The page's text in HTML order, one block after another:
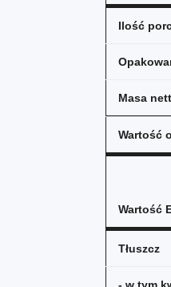
Ilość
Masa
Wartość
Wartość
Tłuszcz
- w tym